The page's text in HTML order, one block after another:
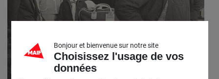
Bonjour et bienvenue sur notre site
Choisissez l'usage de vos
données